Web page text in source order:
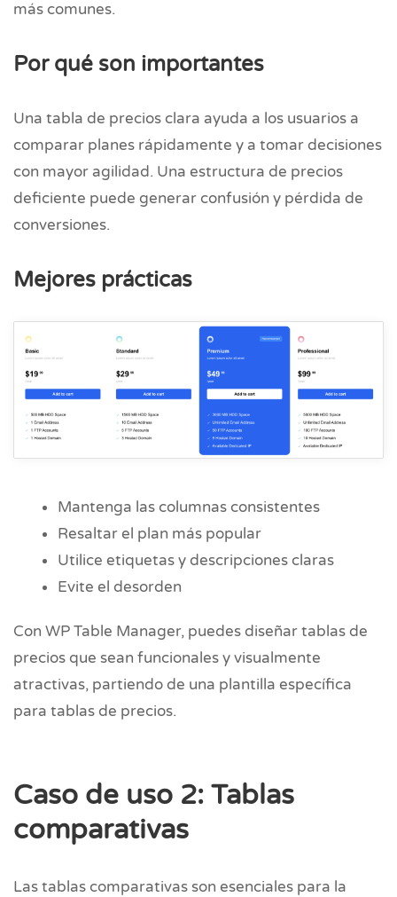
más comunes.
Por qué son importantes
Una tabla de precios clara ayuda a los usuarios a
comparar planes rápidamente y a tomar decisiones
con mayor agilidad. Una estructura de precios
deficiente puede generar confusión y pérdida de
conversiones.
Mejores prácticas
Mantenga las columnas consistentes
Resaltar el plan más popular
Utilice etiquetas y descripciones claras
Evite el desorden
Con WP Table Manager, puedes diseñar tablas de
precios que sean funcionales y visualmente
atractivas, partiendo de una plantilla específica
para tablas de precios.
Caso de uso 2: Tablas
comparativas
Las tablas comparativas son esenciales para la